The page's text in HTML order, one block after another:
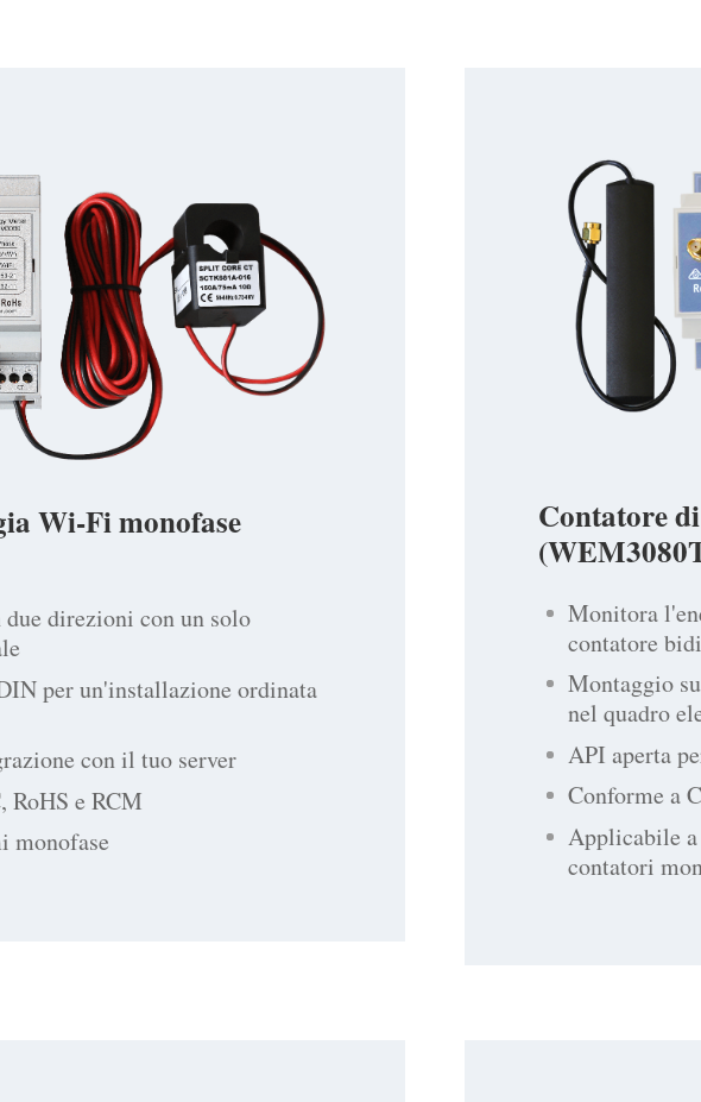
Contatore
Monitora
contatore
Montaggio
nel quadro
API aperta
Conforme a
Applicabile
contatori
Wi-Fi monofase
direzioni con un solo
per un'installazione ordinata
con il tuo server
RoHS e RCM
monofase